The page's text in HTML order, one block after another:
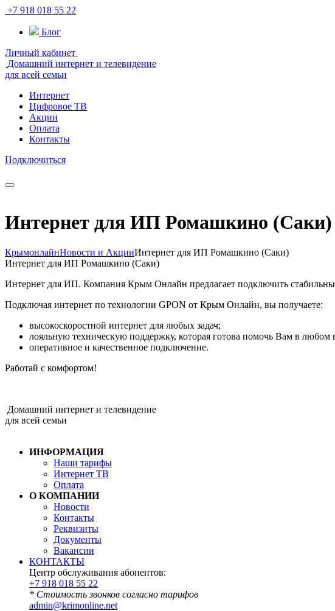
+7 918 018 55 22
Блог
Личный кабинет
Домашний интернет и телевидение
для всей семьи
Интернет
Цифровое ТВ
Акции
Оплата
Контакты
Подключиться
Интернет для ИП Ромашкино (Саки)
КрымонлайнНовости и АкцииИнтернет для ИП Ромашкино (Саки)
Интернет для ИП Ромашкино (Саки)
Интернет для ИП. Компания Крым Онлайн предлагает подключить
Подключая интернет по технологии GPON от Крым Онлайн, вы получаете:
высокоскоростной интернет для любых задач;
лояльную техническую поддержку, которая готова помочь Вам в любом
оперативное и качественное подключение.
Работай с комфортом!
Домашний интернет и телевидение
для всей семьи
ИНФОРМАЦИЯ
Наши тарифы
Интернет ТВ
Оплата
О КОМПАНИИ
Новости
Контакты
Реквизиты
Документы
Вакансии
КОНТАКТЫ
Центр обслуживания абонентов:
+7 918 018 55 22
* Стоимость звонков согласно тарифов
admin@krimonline.net